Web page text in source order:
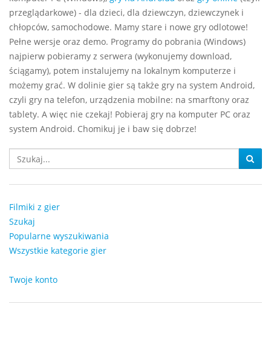
przeglądarkowe) - dla dzieci, dla dziewczyn, dziewczynek i
chłopców, samochodowe. Mamy stare i nowe gry odlotowe!
Pełne wersje oraz demo. Programy do pobrania (Windows)
najpierw pobieramy z serwera (wykonujemy download,
ściągamy), potem instalujemy na lokalnym komputerze i
możemy grać. W dolinie gier są także gry na system Android,
czyli gry na telefon, urządzenia mobilne: na smarftony oraz
tablety. A więc nie czekaj! Pobieraj gry na komputer PC oraz
system Android. Chomikuj je i baw się dobrze!
Filmiki z gier
Szukaj
Popularne wyszukiwania
Wszystkie kategorie gier
Twoje konto